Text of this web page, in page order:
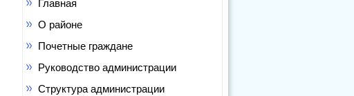
Главная
О районе
Почетные граждане
Руководство администрации
Структура администрации